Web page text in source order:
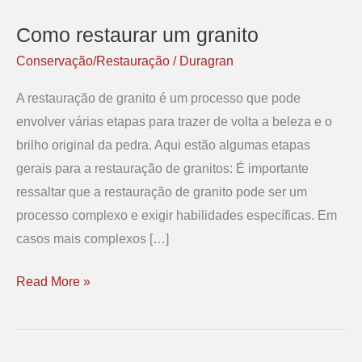
Como restaurar um granito
Conservação/Restauração / Duragran
A restauração de granito é um processo que pode
envolver várias etapas para trazer de volta a beleza e o
brilho original da pedra. Aqui estão algumas etapas
gerais para a restauração de granitos: É importante
ressaltar que a restauração de granito pode ser um
processo complexo e exigir habilidades específicas. Em
casos mais complexos […]
Como
restaurar
granito
Read More »